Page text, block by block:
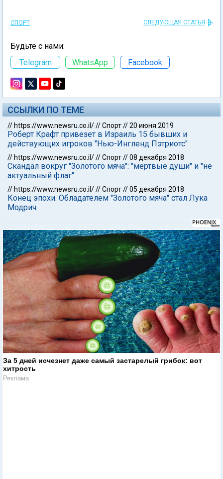
СПОРТ СЛЕДУЮЩАЯ СТАТЬЯ
Будьте с нами:
Telegram
WhatsApp Facebook
ССЫЛКИ ПО ТЕМЕ
// https://www.newsru.co.il///Спорт//20 июня 2019
Роберт Крафт привезет в Израиль 15 бывших и
действующих игроков "Нью-Ингленд Пэтриотс"
// https://www.newsru.co.il///Спорт//08 декабря 2018
Скандал вокруг "Золотого мяча": "мертвые души" и "не
актуальный флаг"
// https://www.newsru.co.il///Спорт//05 декабря 2018
Конец эпохи. Обладателем "Золотого мяча" стал Лука
Модрич
За 5 дней исчезнет даже самый застарелый грибок: вот
хитрость
Реклама